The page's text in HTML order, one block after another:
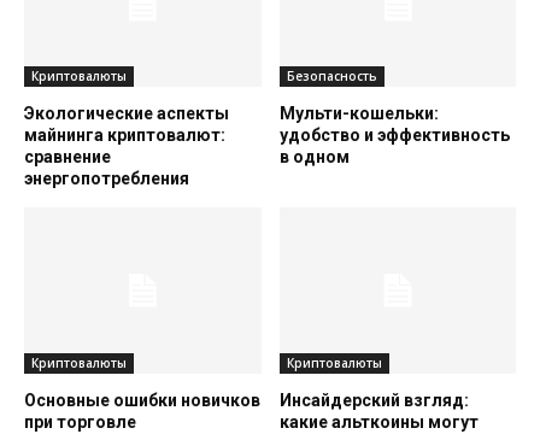
Криптовалюты
Экологические аспекты
майнинга криптовалют:
сравнение
энергопотребления
Безопасность
Мульти-кошельки:
удобство и эффективность
в одном
Криптовалюты
Основные ошибки новичков
при торговле
Криптовалюты
Инсайдерский взгляд:
какие альткоины могут